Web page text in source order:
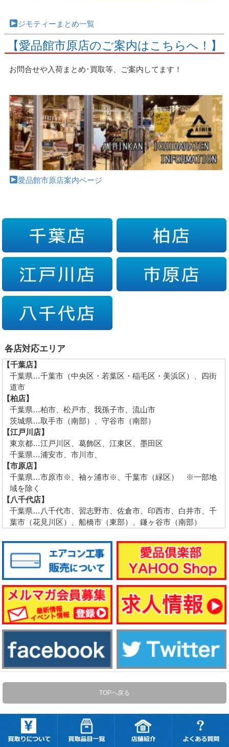
ジモティーまとめ一覧
【愛品館市原店のご案内はこちらへ！】
お問合せや入荷まとめ･買取等、ご案内してます！
愛品館市原店案内ページ
各店対応エリア
【千葉店】
千葉県…千葉市（中央区・若葉区・稲毛区・美浜区）、四街
道市
【柏店】
千葉県…柏市、松戸市、我孫子市、流山市
茨城県…取手市（南部）、守谷市（南部）
【江戸川店】
東京都…江戸川区、葛飾区、江東区、墨田区
千葉県…浦安市、市川市、
【市原店】
千葉県…市原市※、袖ヶ浦市※、千葉市（緑区） ※一部地
域を除く
【八千代店】
千葉県…八千代市、習志野市、佐倉市、印西市、白井市、千
葉市（花見川区）、船橋市（東部）、鎌ヶ谷市（南部）
TOPへ戻る